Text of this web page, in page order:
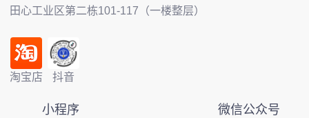
田心工业区第二栋101-117（一楼整层）
淘宝店 抖音
小程序 微信公众号